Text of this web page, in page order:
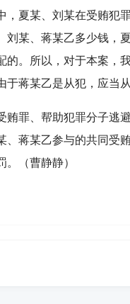
，夏某、刘某在受贿犯
某、蒋某乙多少钱，
的。所以，对于本案，
蒋某乙是从犯，应当
罪、帮助犯罪分子逃
、蒋某乙参与的共同受
（曹静静）